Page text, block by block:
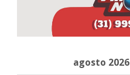
agosto 2026